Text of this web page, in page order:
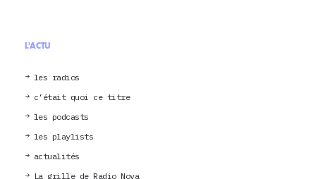
L'ACTU
les radios
c’était quoi ce titre
les podcasts
les playlists
actualités
La grille de Radio Nova